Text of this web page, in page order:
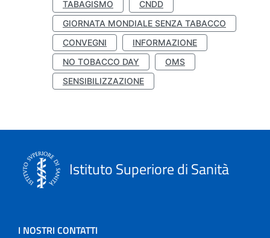
TABAGISMO
CNDD
GIORNATA MONDIALE SENZA TABACCO
CONVEGNI
INFORMAZIONE
NO TOBACCO DAY
OMS
SENSIBILIZZAZIONE
Istituto Superiore di Sanità
I NOSTRI CONTATTI